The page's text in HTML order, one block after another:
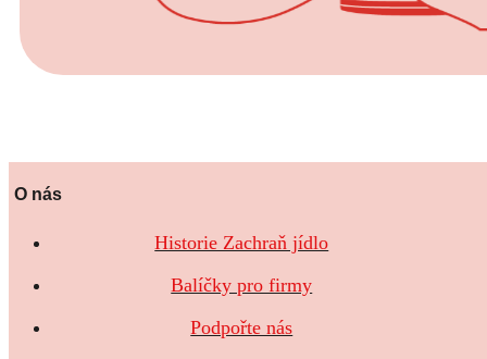
O nás
Historie Zachraň jídlo
Balíčky pro firmy
Podpořte nás